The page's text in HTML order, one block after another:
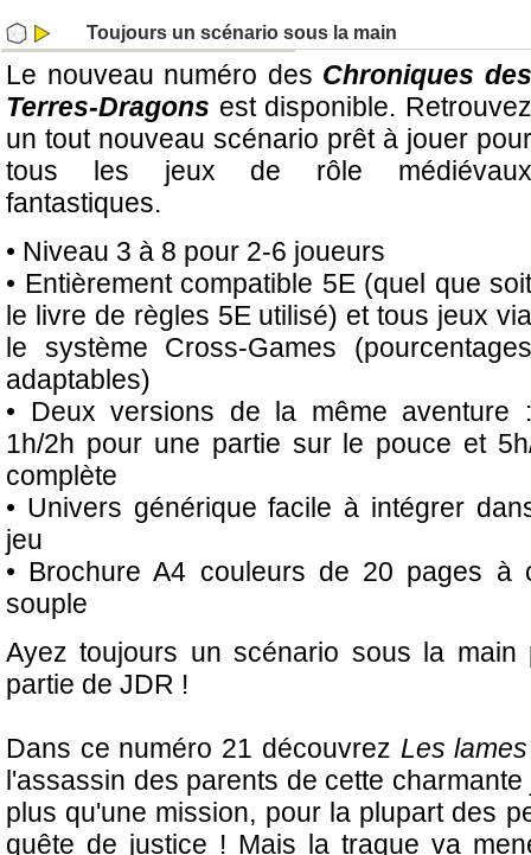
Toujours un scénario sous la main
Le nouveau numéro des Chroniques
Terres-Dragons est disponible.
un tout nouveau scénario prêt à jouer pour
tous les jeux de rôle médiévaux
fantastiques.
• Niveau 3 à 8 pour 2-6 joueurs
• Entièrement compatible 5E (quel que soit
le livre de règles 5E utilisé) et tous jeux via
le système Cross-Games (pourcentages
adaptables)
• Deux versions de la même aventure :
1h/2h pour une partie sur le pouce et
complète
• Univers générique facile à intégrer
jeu
• Brochure A4 couleurs de 20 pages à
souple
Ayez toujours un scénario sous la main
partie de JDR !
Dans ce numéro 21 découvrez Les
l'assassin des parents de cette
plus qu'une mission, pour la plupart des
quête de justice ! Mais la traque va